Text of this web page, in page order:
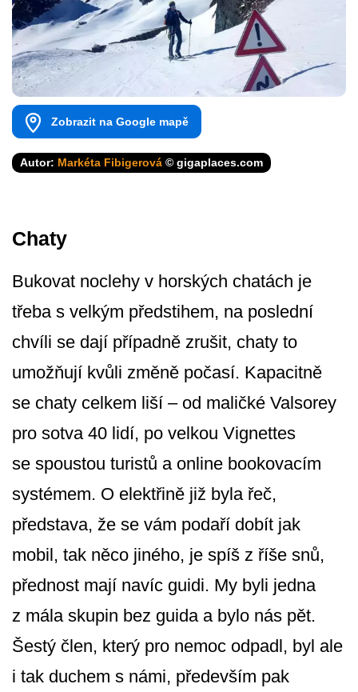
Zobrazit na Google mapě
Autor: Markéta Fibigerová © gigaplaces.com
Chaty
Bukovat noclehy v horských chatách je
třeba s velkým předstihem, na poslední
chvíli se dají případně zrušit, chaty to
umožňují kvůli změně počasí. Kapacitně
se chaty celkem liší – od maličké Valsorey
pro sotva 40 lidí, po velkou Vignettes
se spoustou turistů a online bookovacím
systémem. O elektřině již byla řeč,
představa, že se vám podaří dobít jak
mobil, tak něco jiného, je spíš z říše snů,
přednost mají navíc guidi. My byli jedna
z mála skupin bez guida a bylo nás pět.
Šestý člen, který pro nemoc odpadl, byl ale
i tak duchem s námi, především pak